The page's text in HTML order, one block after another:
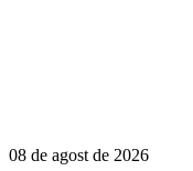
08 de agost de 2026